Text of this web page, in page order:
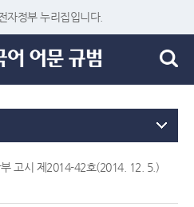
자정부 누리집입니다.
고시 제2014-42호(2014. 12. 5.)